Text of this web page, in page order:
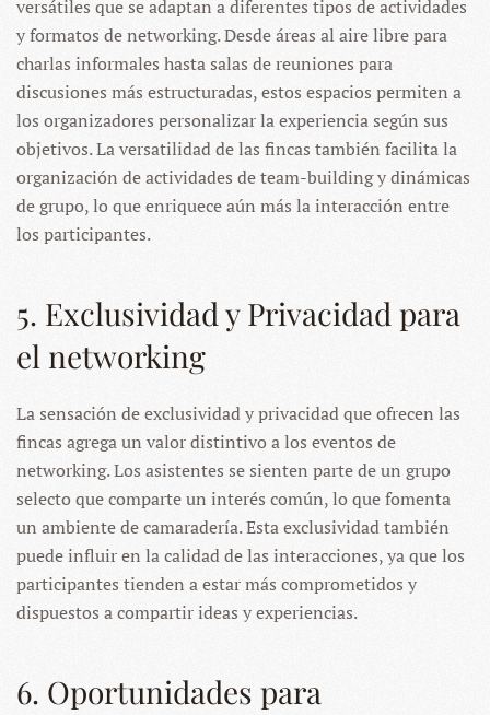
versátiles que se adaptan a diferentes tipos de actividades
y formatos de networking. Desde áreas al aire libre para
charlas informales hasta salas de reuniones para
discusiones más estructuradas, estos espacios permiten a
los organizadores personalizar la experiencia según sus
objetivos. La versatilidad de las fincas también facilita la
organización de actividades de team-building y dinámicas
de grupo, lo que enriquece aún más la interacción entre
los participantes.
5. Exclusividad y Privacidad para
el networking
La sensación de exclusividad y privacidad que ofrecen las
fincas agrega un valor distintivo a los eventos de
networking. Los asistentes se sienten parte de un grupo
selecto que comparte un interés común, lo que fomenta
un ambiente de camaradería. Esta exclusividad también
puede influir en la calidad de las interacciones, ya que los
participantes tienden a estar más comprometidos y
dispuestos a compartir ideas y experiencias.
6. Oportunidades para